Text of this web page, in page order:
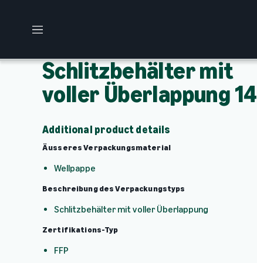
M
nSchlitzbehälter mit
voller Überlappung 14
Additional product details
Äusseres Verpackungsmaterial
Wellpappe
Beschreibung des Verpackungstyps
Schlitzbehälter mit voller Überlappung
Zertifikations-Typ
FFP